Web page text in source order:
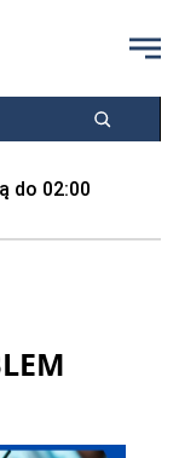
do 02:00